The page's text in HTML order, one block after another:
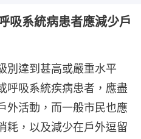
吸系統病患者應減少戶
別達到甚高或嚴重水平
呼吸系統疾病患者，應盡
外活動，而一般市民也應
耗，以及減少在戶外逗留